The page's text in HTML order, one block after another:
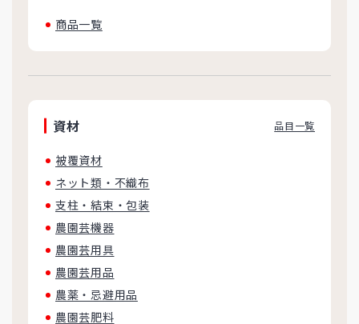
商品一覧
資材 品目一覧
被覆資材
ネット類・不織布
支柱・結束・包装
農園芸機器
農園芸用具
農園芸用品
農薬・忌避用品
農園芸肥料